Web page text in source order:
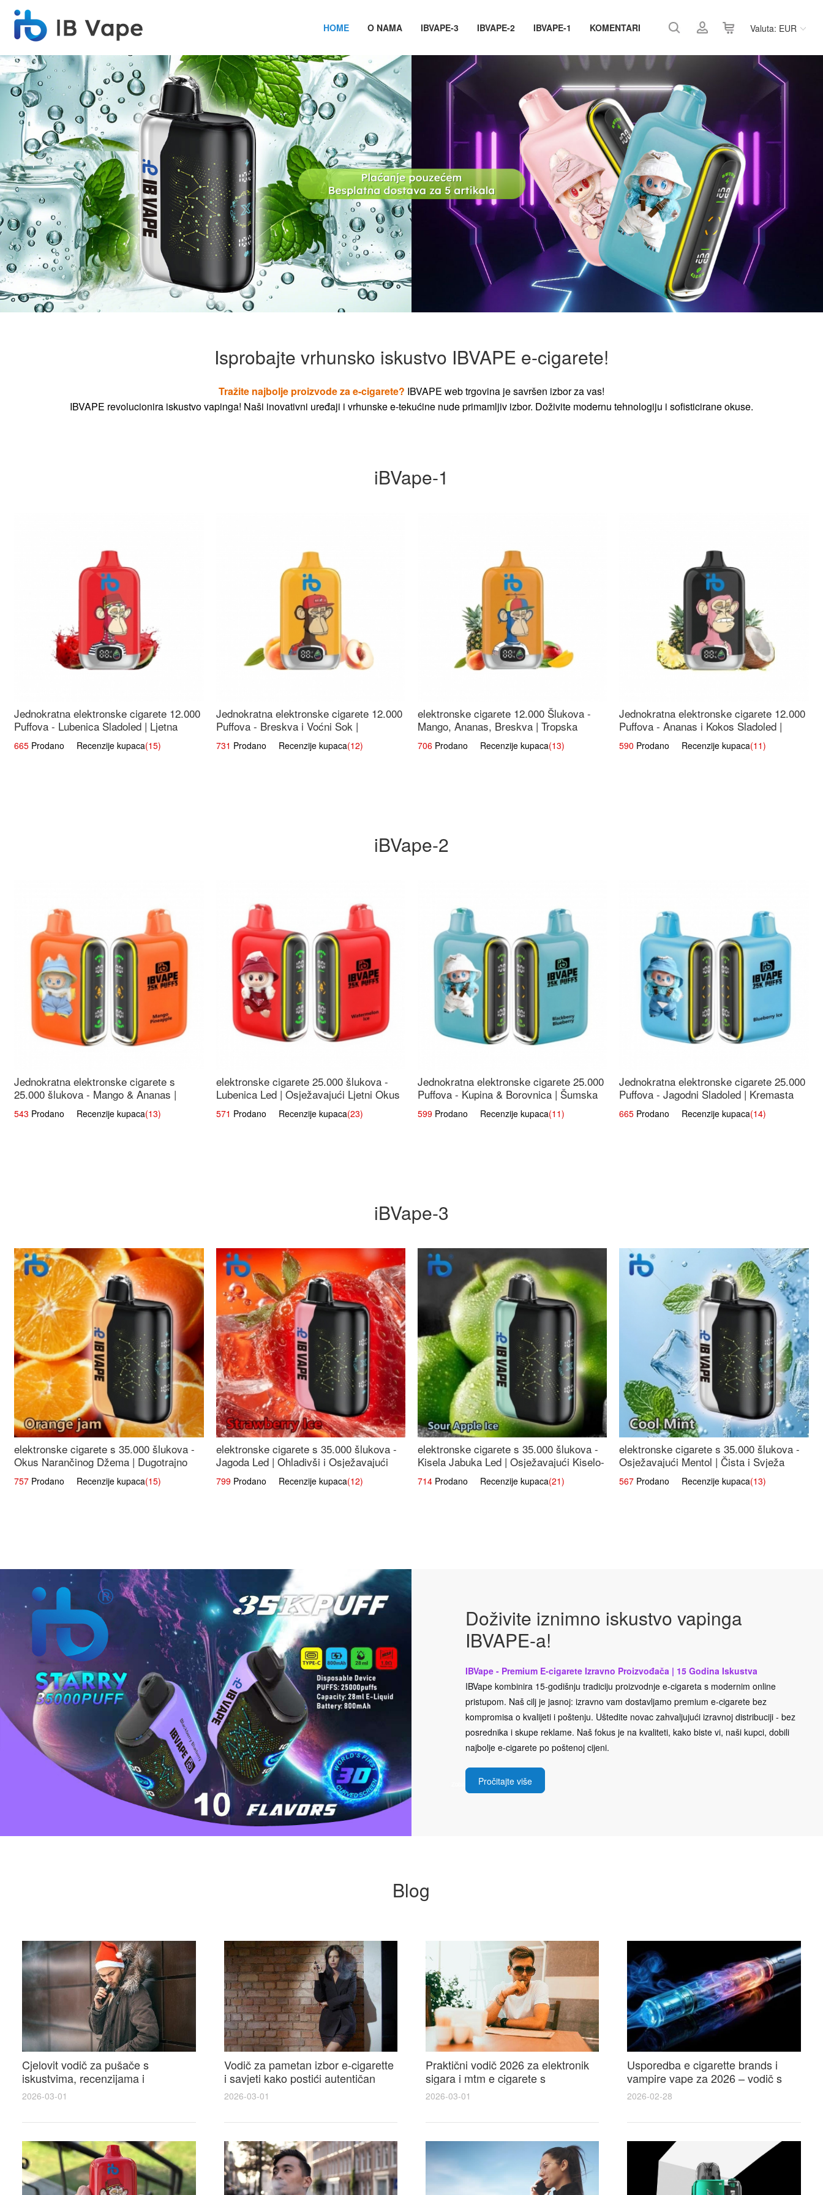
Valuta: EUR
HOME O NAMA IBVAPE-3 IBVAPE-2 IBVAPE-1 KOMENTARI
Isprobajte vrhunsko iskustvo IBVAPE e-cigarete!
Tražite najbolje proizvode za e-cigarete? IBVAPE web trgovina je savršen izbor za vas!
IBVAPE revolucionira iskustvo vapinga! Naši inovativni uređaji i vrhunske e-tekućine nude primamljiv izbor. Doživite modernu tehnologiju i sofisticirane okuse.
iBVape-1
Jednokratna elektronske cigarete 12.000
Puffova - Lubenica Sladoled | Ljetna
Desertna Aroma
665 Prodano Recenzije kupaca(15)
Jednokratna elektronske cigarete 12.000
Puffova - Breskva i Voćni Sok |
Osježavajuća Voćna Mješavina
731 Prodano Recenzije kupaca(12)
elektronske cigarete 12.000 Šlukova -
Mango, Ananas, Breskva | Tropska
Voćna Mješavina
706Prodano Recenzije kupaca(13)
Jednokratna elektronske cigarete 12.000
Puffova - Ananas i Kokos Sladoled |
Tropski Desert
590 Prodano Recenzije kupaca(11)
iBVape-2
Jednokratna elektronske cigarete s
25.000 šlukova - Mango & Ananas |
Egzotična Voćna Mješavina
543 Prodano Recenzije kupaca(13)
elektronske cigarete 25.000 šlukova -
Lubenica Led | Osježavajući Ljetni Okus
571 Prodano Recenzije kupaca(23)
Jednokratna elektronske cigarete 25.000
Puffova - Kupina & Borovnica | Šumska
Voćna Mješavina
599Prodano Recenzije kupaca(11)
Jednokratna elektronske cigarete 25.000
Puffova - Jagodni Sladoled | Kremasta
Slatka Okus
665 Prodano Recenzije kupaca(14)
iBVape-3
elektronske cigarete s 35.000 šlukova -
Okus Narančinog Džema | Dugotrajno
Iskustvo
757 Prodano Recenzije kupaca(15)
elektronske cigarete s 35.000 šlukova -
Jagoda Led | Ohladivši i Osježavajući
Okus
799Prodano Recenzije kupaca(12)
elektronske cigarete s 35.000 šlukova -
Kisela Jabuka Led | Osježavajući Kiselo-
Slatki Okus
714Prodano Recenzije kupaca(21)
elektronske cigarete s 35.000 šlukova -
Osježavajući Mentol | Čista i Svježa
Okus
567 Prodano Recenzije kupaca(13)
Doživite iznimno iskustvo vapinga
IBVAPE-a!
IBVape - Premium E-cigarete Izravno Proizvođača | 15 Godina Iskustva
IBVape kombinira 15-godišnju tradiciju proizvodnje e-cigareta s modernim online
pristupom. Naš cilj je jasnoj: izravno vam dostavljamo premium e-cigarete bez
kompromisa o kvalijeti i poštenju. Uštedite novac zahvaljujući izravnoj distribuciji - bez
posrednika i skupe reklame. Naš fokus je na kvaliteti, kako biste vi, naši kupci, dobili
najbolje e-cigarete po poštenoj cijeni.
Pročitajte više
Blog
Cjelovit vodič za pušače s
iskustvima, recenzijama i
raspravama o e-cigarette na e
cigareta forum
2026-03-01
Vodič za pametan izbor e-cigarette
i savjeti kako postići autentičan
elektronske cigarete feel
2026-03-01
Praktični vodič 2026 za elektronik
sigara i mtm e cigarete s
usporedbom, recenzijama i
savjetima
2026-03-01
Usporedba e cigarette brands i
vampire vape za 2026 – vodič s
recenzijama, okusima i najboljim
ponudama
2026-02-28